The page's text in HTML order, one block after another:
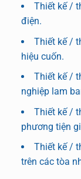
Thiết kế /
điện.
Thiết kế /
hiệu cuốn.
Thiết kế /
nghiệp lam
Thiết kế /
phương tiện
Thiết kế /
trên các tòa